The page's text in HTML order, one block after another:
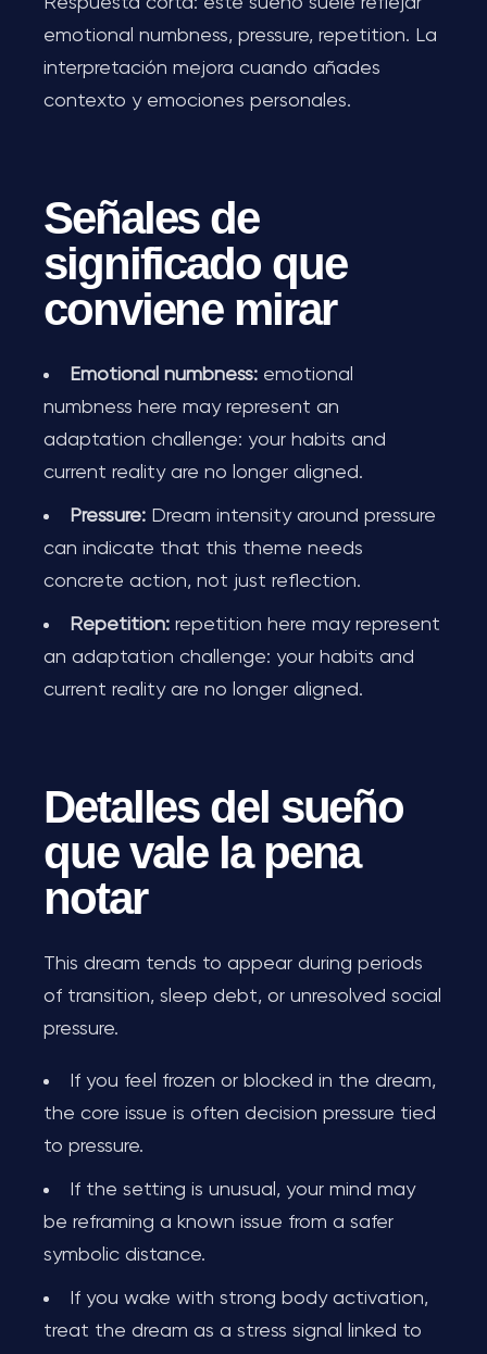
emotional numbness, pressure, repetition. La
interpretación mejora cuando añades
contexto y emociones personales.
Señales de
significado que
conviene mirar
Emotional numbness: emotional
numbness here may represent an
adaptation challenge: your habits and
current reality are no longer aligned.
Pressure: Dream intensity around pressure
can indicate that this theme needs
concrete action, not just reflection.
Repetition: repetition here may represent
an adaptation challenge: your habits and
current reality are no longer aligned.
Detalles del sueño
que vale la pena
notar
This dream tends to appear during periods
of transition, sleep debt, or unresolved social
pressure.
If you feel frozen or blocked in the dream,
the core issue is often decision pressure tied
to pressure.
If the setting is unusual, your mind may
be reframing a known issue from a safer
symbolic distance.
If you wake with strong body activation,
treat the dream as a stress signal linked to